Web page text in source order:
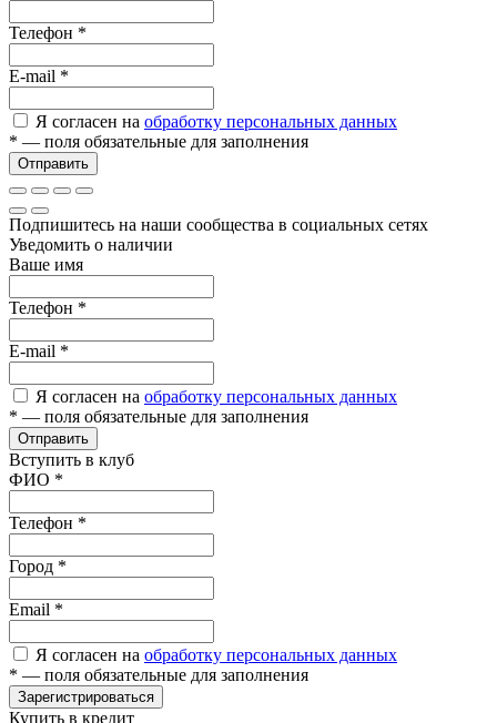
Телефон *
E-mail *
Я согласен на обработку персональных данных
* — поля обязательные для заполнения
Отправить
Подпишитесь на наши сообщества в социальных сетях
Уведомить о наличии
Ваше имя
Телефон *
E-mail *
Я согласен на обработку персональных данных
* — поля обязательные для заполнения
Отправить
Вступить в клуб
ФИО *
Телефон *
Город *
Email *
Я согласен на обработку персональных данных
* — поля обязательные для заполнения
Зарегистрироваться
Купить в кредит